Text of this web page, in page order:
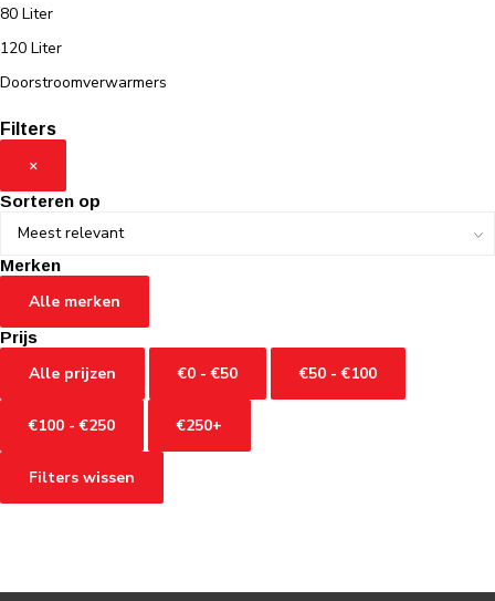
80 Liter
120 Liter
Doorstroomverwarmers
Filters
×
Sorteren op
Merken
Alle merken
Prijs
Alle prijzen €0 - €50 €50 - €100
€100 - €250 €250+
Filters wissen